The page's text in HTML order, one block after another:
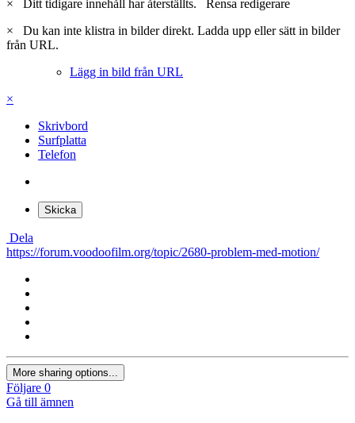
×
Ditt tidigare innehåll har återställts. Rensa redigerare
×
Du kan inte klistra in bilder direkt. Ladda upp eller sätt in bilder
från URL.
Lägg in bild från URL
×
Skrivbord
Surfplatta
Telefon
Skicka
Dela
https://forum.voodoofilm.org/topic/2680-problem-med-motion/
More sharing options...
Följare 0
Gå till ämnen